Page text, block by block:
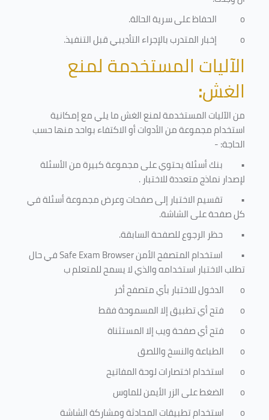
o
الحفاظ على سرية الحالة.
o
إخبار المتدرب بالإجراء التأديبي قبل التنفيذ.
الآليات المستخدمة لمنع
الغش:
من الآليات المستخدمة لمنع الغش ما يلي مع إمكانية
استخدام مجموعة من الأدوات أو الاكتفاء بواحد منها حسب
الحاجة: -
• بنك أسئلة يحتوي على مجموعة كبيرة من الأسئلة
لإصدار نماذج متعددة للاختبار.
• تقسيم الاختبار إلى صفحات وعرض مجموعة أسئلة في
كل صفحة على الشاشة.
• حظر الرجوع للصفحة السابقة.
• استخدام المتصفح الأمنSafe Exam Browserفي حال
تطلب الاختبار استخدامه والذي لا يسمح للمتعلم ب
o
الدخول للاختبار بأي متصفح أخر
o
فتح أي تطبيق إلا المسموحة فقط
o
فتح أي صفحة ويب إلا المستثناة
o
الطباعة والنسخ واللصق
o
استخدام اختصارات لوحة المفاتيح
o
الضغط على الزر الأيمن للماوس
o
استخدام تطبيقات المحادثة ومشاركة الشاشة